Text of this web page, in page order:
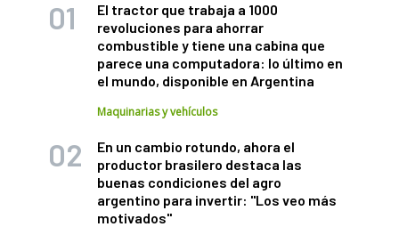
El tractor que trabaja a 1000
revoluciones para ahorrar
combustible y tiene una cabina que
parece una computadora: lo último en
el mundo, disponible en Argentina
Maquinarias y vehículos
En un cambio rotundo, ahora el
productor brasilero destaca las
buenas condiciones del agro
argentino para invertir: "Los veo más
motivados"